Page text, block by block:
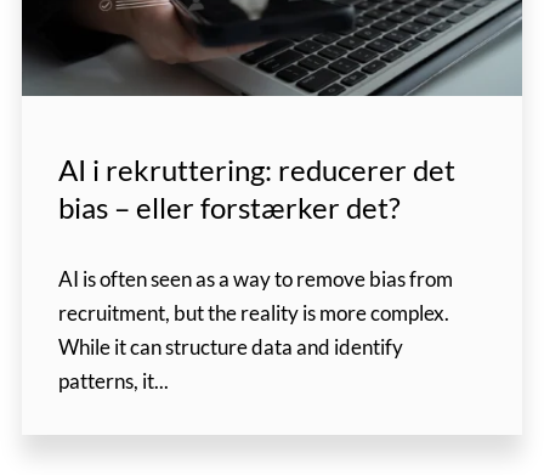
AI i rekruttering: reducerer det
bias – eller forstærker det?
AI is often seen as a way to remove bias from
recruitment, but the reality is more complex.
While it can structure data and identify
patterns, it...